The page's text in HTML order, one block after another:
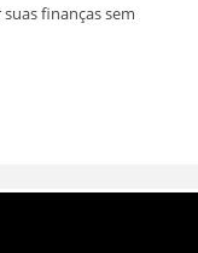
finanças sem